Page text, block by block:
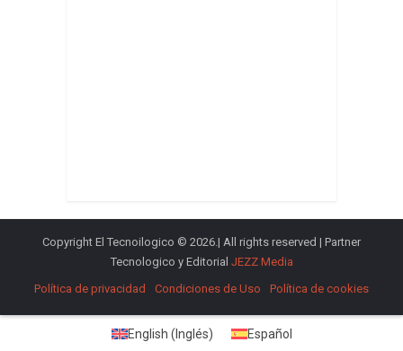
Copyright El Tecnoilogico © 2026.| All rights reserved | Partner
Tecnologico y Editorial JEZZ Media
Política de privacidad
Condiciones de Uso Política de cookies
English ( Inglés) Español